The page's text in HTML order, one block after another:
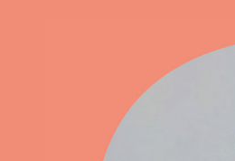
Assurance emprunteur
Indemnités journalières
Protection juridique